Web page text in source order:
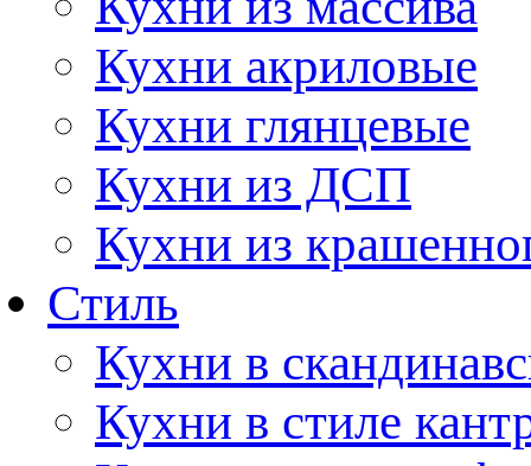
Кухни акриловые
Кухни глянцевые
Кухни из ДСП
Кухни из
Стиль
Кухни в
Кухни в стиле